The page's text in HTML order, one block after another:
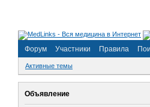
Форум Участники Правила
Активные темы
Объявление